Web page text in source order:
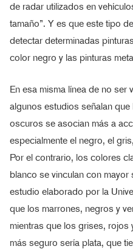
de radar utilizados en
tamaño”. Y es que este tipo
detectar determinadas
color negro y las pinturas
En esa misma línea de no ser
algunos estudios señalan
oscuros se asocian más a
especialmente el negro, el
Por el contrario, los colores
blanco se vinculan con
estudio elaborado por la
que los marrones, negros y
mientras que los grises, rojos
más seguro sería plata, que